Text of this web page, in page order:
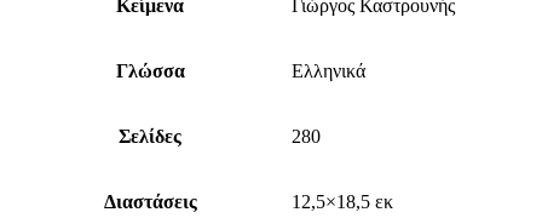
Κείμενα Γιώργος Καστρουνής
Γλώσσα Ελληνικά
Σελίδες 280
Διαστάσεις 12,5×18,5 εκ